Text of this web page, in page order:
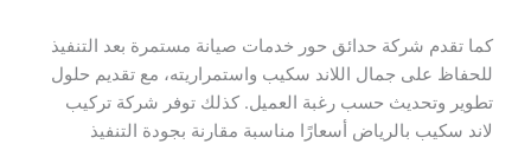
كما تقدم شركة حدائق حور خدمات صيانة مستمرة بعد التنفيذ
للحفاظ على جمال اللاند سكيب واستمراريته، مع تقديم حلول
تطوير وتحديث حسب رغبة العميل. كذلك توفر شركة تركيب
لاند سكيب بالرياض أسعارًا مناسبة مقارنة بجودة التنفيذ